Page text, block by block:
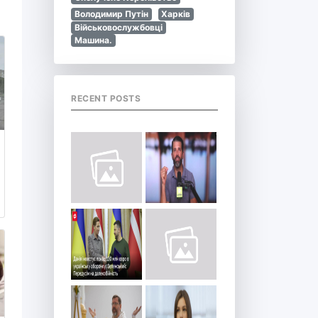
Володимир Путін
Харків
Військовослужбовці
Машина.
RECENT POSTS